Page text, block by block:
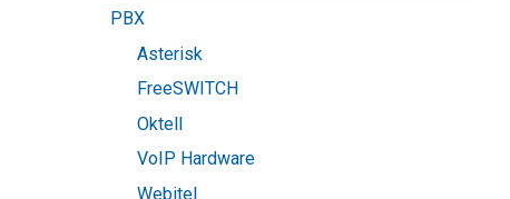
PBX
Asterisk
FreeSWITCH
Oktell
VoIP Hardware
Webitel